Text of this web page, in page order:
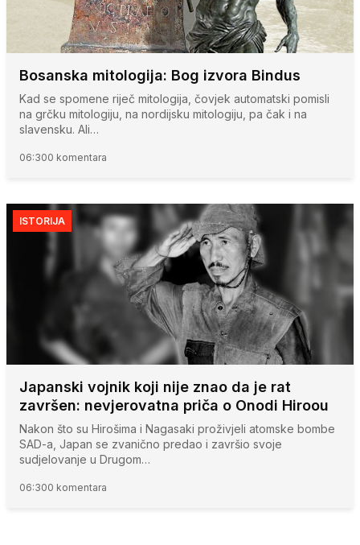
Bosanska mitologija: Bog izvora Bindus
Kad se spomene riječ mitologija, čovjek automatski pomisli
na grčku mitologiju, na nordijsku mitologiju, pa čak i na
slavensku. Ali…
06:300 komentara
ISTORIJA
Japanski vojnik koji nije znao da je rat
završen: nevjerovatna priča o Onodi Hiroou
Nakon što su Hirošima i Nagasaki proživjeli atomske bombe
SAD-a, Japan se zvanično predao i završio svoje
sudjelovanje u Drugom…
06:300 komentara